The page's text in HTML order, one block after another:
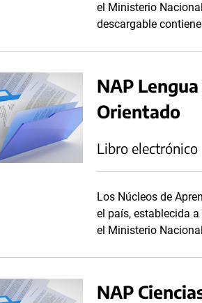
el Ministerio
descargable
NAP
Orientado
Libro electrónico
Los Núcleos de
el país, establecida
el Ministerio
NAP